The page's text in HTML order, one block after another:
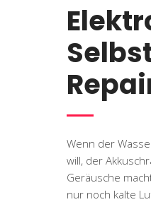
Wenn der
will, der
Geräusche
nur noch kalte